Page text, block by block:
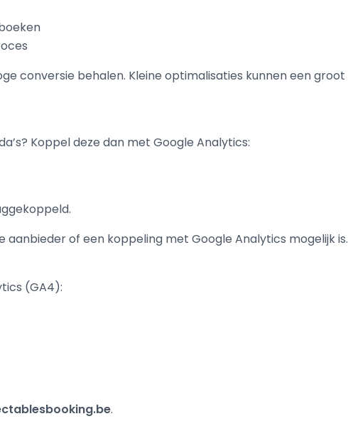
conversie behalen. Kleine optimalisaties kunnen een groot
Koppel deze dan met Google Analytics:
of een koppeling met Google Analytics mogelijk is.
(GA4):
.